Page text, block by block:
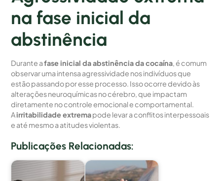
na fase inicial da
abstinência
Durante afase inicial da abstinência da cocaína, é comum
observar uma intensa agressividade nos indivíduos que
estão passando por esse processo. Isso ocorre devido às
alterações neuroquímicas no cérebro, que impactam
diretamente no controle emocional e comportamental.
Airritabilidade extremapode levar a conflitos interpessoais
e até mesmo a atitudes violentas.
Publicações Relacionadas: